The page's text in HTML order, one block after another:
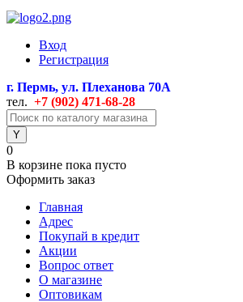
Вход
Регистрация
г. Пермь, ул. Плеханова 70А
тел. +7 (902) 471-68-28
0
В корзине пока пусто
Оформить заказ
Главная
Адрес
Покупай в кредит
Акции
Вопрос ответ
О магазине
Оптовикам